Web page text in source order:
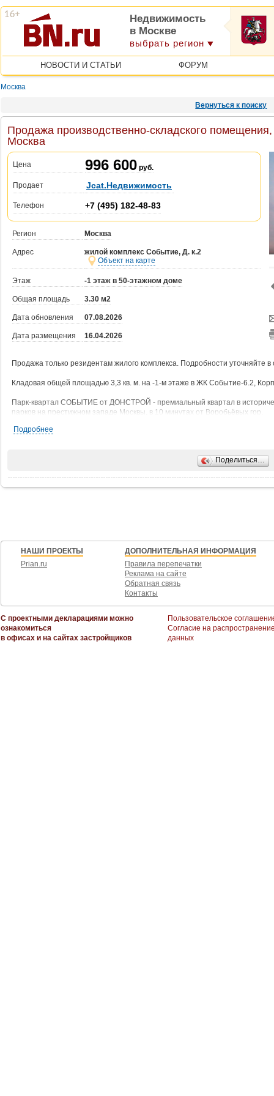
Недвижимость
в Москве
выбрать регион
НОВОСТИ И СТАТЬИ ФОРУМ
Москва
Вернуться к поиску
Продажа производственно-складского
Москва
Цена 996 600 руб.
Продает Jcat.Недвижимость
Телефон +7 (495) 182-48-83
Регион Москва
Адрес
жилой комплекс Событие, Д. к.2
Объект на карте
Этаж -1 этаж в 50-этажном доме
Общая площадь 3.30 м2
Дата обновления 07.08.2026
Дата размещения 16.04.2026
Продажа только резидентам жилого комплекса. Подробности уточняйте
Кладовая общей площадью 3,3 кв. м. на -1-м этаже в ЖК Событие-6.2,
Парк-квартал СОБЫТИЕ от ДОНСТРОЙ - премиальный квартал в
парков на престижном западе Москвы, в 10 минутах от Воробьёвых гор.
В каждом доме - свой подземный паркинг с оптимальным количеством
Подробнее
Поделиться…
НАШИ ПРОЕКТЫ
Prian.ru
ДОПОЛНИТЕЛЬНАЯ ИНФОРМАЦИЯ
Правила перепечатки
Реклама на сайте
Обратная связь
Контакты
С проектными декларациями можно
ознакомиться
в офисах и на сайтах застройщиков
Пользовательское
Согласие на
данных